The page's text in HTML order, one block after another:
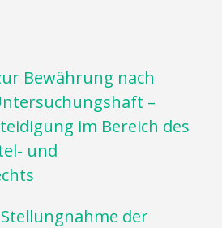
Bewährung nach
–
im Bereich des
und
der